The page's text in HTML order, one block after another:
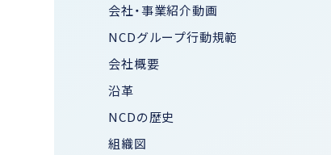
会社・事業紹介動画
NCDグループ行動規範
会社概要
沿革
NCDの歴史
組織図